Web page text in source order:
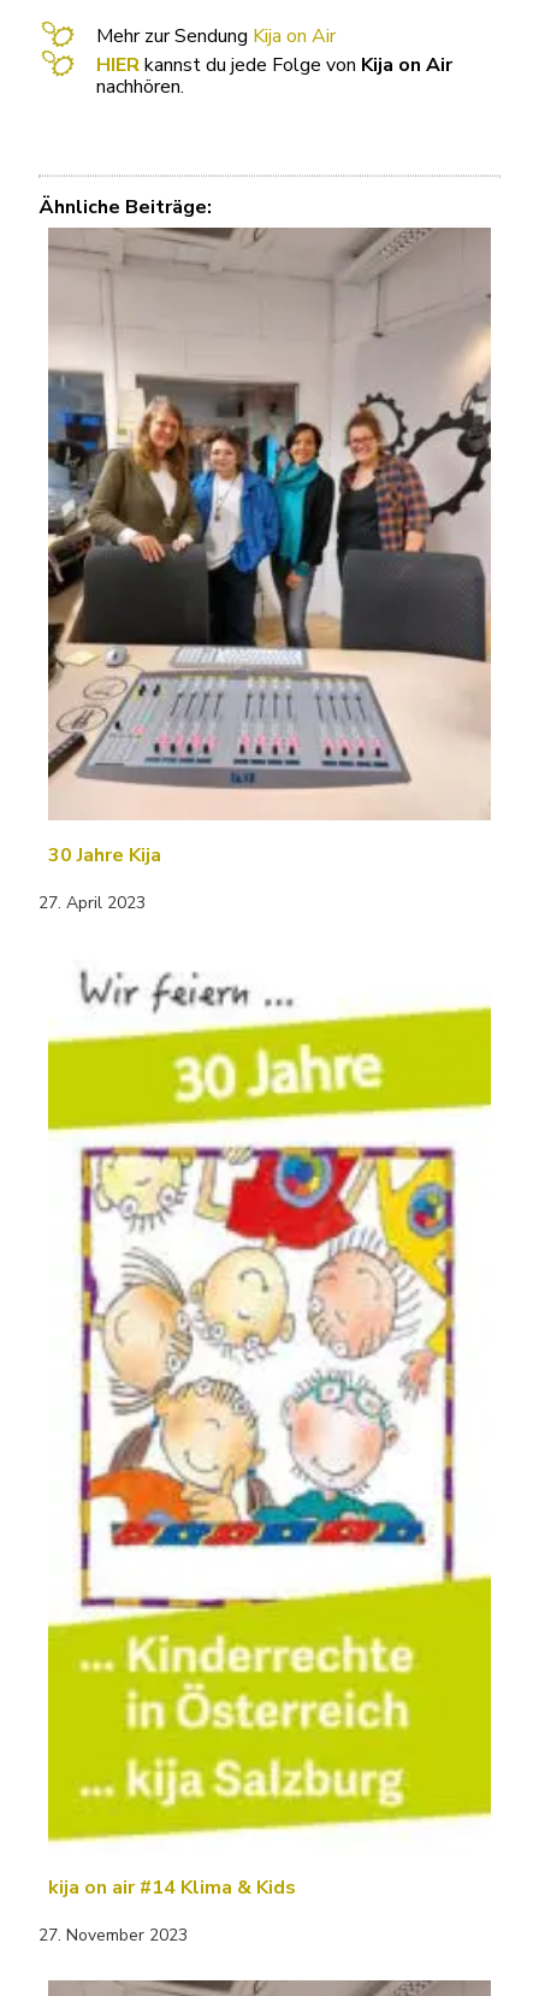
Mehr zur Sendung Kija on Air
HIERkannst du jede Folge von Kija on Air
nachhören.
Ähnliche Beiträge:
30 Jahre Kija
27. April 2023
kija on air #14 Klima & Kids
27. November 2023